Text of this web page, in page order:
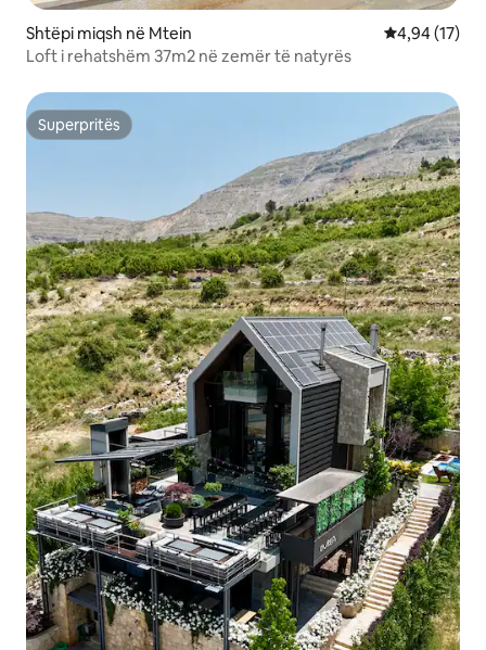
Shtëpi miqsh në Mtein Vlerësimi
4,94 (17)
Loft i rehatshëm 37m2 në zemër të natyrës
Superpritës
Superpritës